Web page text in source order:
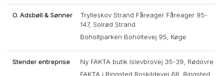
O. Adsbøll & Sønner
Trylleskov Strand Fåreager Fåreager 95-
147, Solrød Strand
Boholtparken Boholtevej 95, Køge
Stender entreprise
Ny FAKTA butik Islevbrovej 35-39, Rødovre
FAKTA i Ringsted Roskildevej 68, Ringsted